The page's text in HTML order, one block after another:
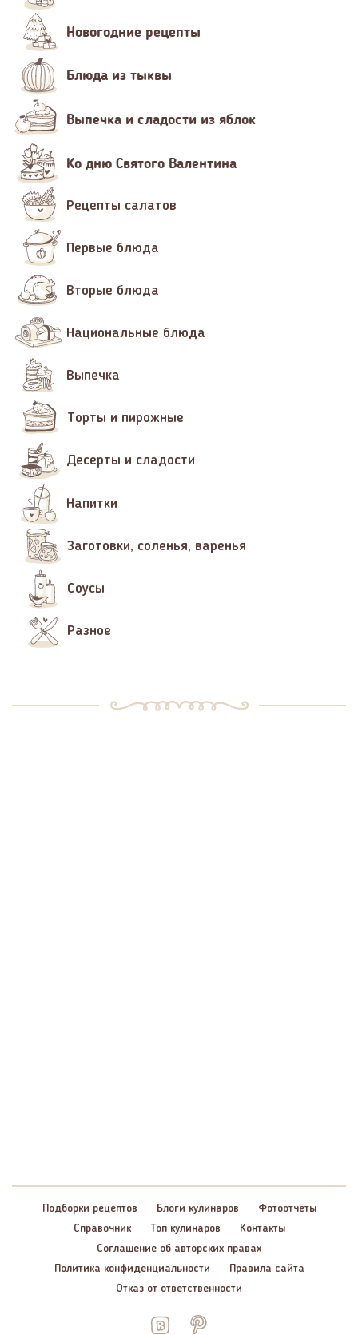
Новогодние рецепты
Блюда из тыквы
Выпечка и сладости из яблок
Ко дню Святого Валентина
Рецепты салатов
Первые блюда
Вторые блюда
Национальные блюда
Выпечка
Торты и пирожные
Десерты и сладости
Напитки
Заготовки, соленья, варенья
Соусы
Разное
Подборки рецептов Блоги кулинаров
Фотоотчёты
Справочник
Топ кулинаров
Контакты
Соглашение об авторских правах
Политика конфиденциальности
Правила сайта
Отказ от ответственности